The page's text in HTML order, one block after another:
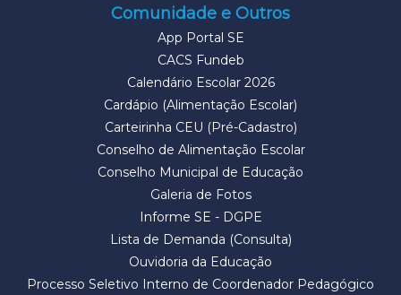
Comunidade e Outros
App Portal SE
CACS Fundeb
Calendário Escolar 2026
Cardápio (Alimentação Escolar)
Carteirinha CEU (Pré-Cadastro)
Conselho de Alimentação Escolar
Conselho Municipal de Educação
Galeria de Fotos
Informe SE - DGPE
Lista de Demanda (Consulta)
Ouvidoria da Educação
Processo Seletivo Interno de Coordenador Pedagógico